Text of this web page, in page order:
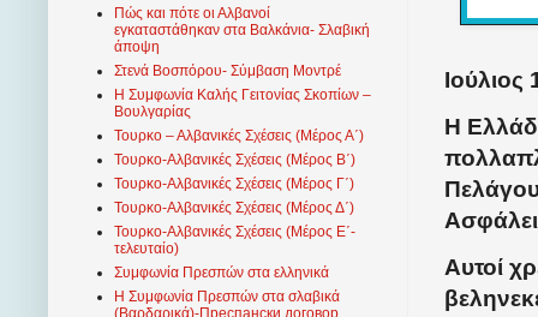
Η
Αυτοί
Πώς και πότε οι Αλβανοί
εγκαταστάθηκαν στα Βαλκάνια- Σλαβική
άποψη
Στενά Βοσπόρου- Σύμβαση Μοντρέ
Η Συμφωνία Καλής Γειτονίας Σκοπίων –
Βουλγαρίας
Τουρκο – Αλβανικές Σχέσεις (Mέρος Α΄)
Τουρκο-Αλβανικές Σχέσεις (Μέρος Β΄)
Τουρκο-Αλβανικές Σχέσεις (Μέρος Γ΄)
Τουρκο-Αλβανικές Σχέσεις (Μέρος Δ΄)
Τουρκο-Αλβανικές Σχέσεις (Μέρος Ε΄-
τελευταίο)
Συμφωνία Πρεσπών στα ελληνικά
Η Συμφωνία Πρεσπών στα σλαβικά
(Βαρδαρικά)-Преспански договор